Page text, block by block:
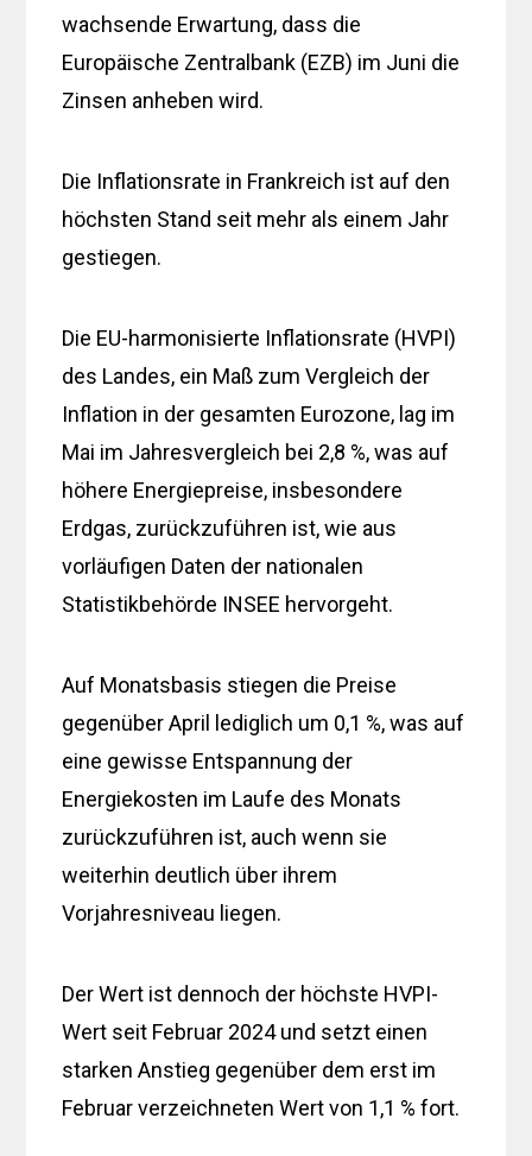
wachsende Erwartung, dass die
Europäische Zentralbank (EZB) im Juni die
Zinsen anheben wird.
Die Inflationsrate in Frankreich ist auf den
höchsten Stand seit mehr als einem Jahr
gestiegen.
Die EU-harmonisierte Inflationsrate (HVPI)
des Landes, ein Maß zum Vergleich der
Inflation in der gesamten Eurozone, lag im
Mai im Jahresvergleich bei 2,8 %, was auf
höhere Energiepreise, insbesondere
Erdgas, zurückzuführen ist, wie aus
vorläufigen Daten der nationalen
Statistikbehörde INSEE hervorgeht.
Auf Monatsbasis stiegen die Preise
gegenüber April lediglich um 0,1 %, was auf
eine gewisse Entspannung der
Energiekosten im Laufe des Monats
zurückzuführen ist, auch wenn sie
weiterhin deutlich über ihrem
Vorjahresniveau liegen.
Der Wert ist dennoch der höchste HVPI-
Wert seit Februar 2024 und setzt einen
starken Anstieg gegenüber dem erst im
Februar verzeichneten Wert von 1,1 % fort.